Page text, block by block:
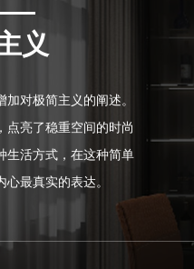
义
对极简主义的阐述。
点亮了稳重空间的时尚
生活方式，在这种简单
最真实的表达。